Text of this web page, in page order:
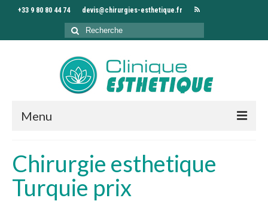
+33 9 80 80 44 74 devis@chirurgies-esthetique.fr
Rechercher
:
Menu
Clinique
Chirurgiens
Chirurgie esthetique
Turquie prix